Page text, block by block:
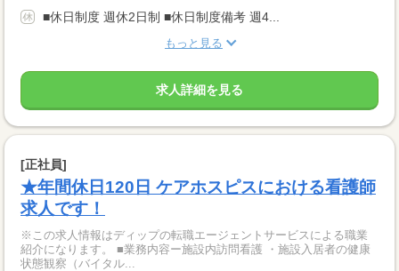
■休日制度 週休2日制 ■休日制度備考 週4...
もっと見る
求人詳細を見る
[正社員]
★年間休日120日 ケアホスピスにおける看護師
求人です！
※この求人情報はディップの転職エージェントサービスによる職業
紹介になります。 ■業務内容ー施設内訪問看護 ・施設入居者の健康
状態観察（バイタル...